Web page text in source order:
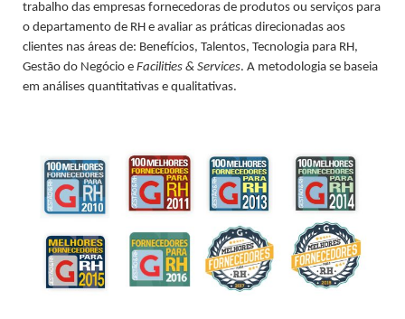
trabalho das empresas fornecedoras de produtos ou serviços para
o departamento de RH e avaliar as práticas direcionadas aos
clientes nas áreas de: Benefícios, Talentos, Tecnologia para RH,
Gestão do Negócio e Facilities & Services. A metodologia se baseia
em análises quantitativas e qualitativas.